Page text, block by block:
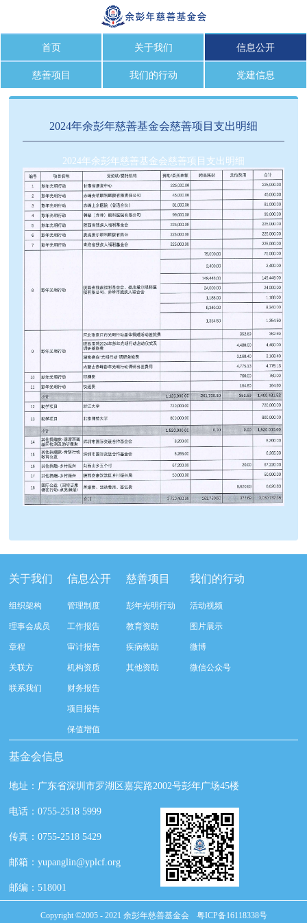
首页 关于我们 信息公开
慈善项目 我们的行动 党建信息
2024年余彭年慈善基金会慈善项目支出明细
2024年余彭年慈善基金会慈善项目支出明细
关于我们
组织架构
理事会成员
章程
关联方
联系我们
信息公开
管理制度
工作报告
审计报告
机构资质
财务报告
项目报告
保值增值
慈善项目
彭年光明行动
教育资助
疾病救助
其他资助
我们的行动
活动视频
图片展示
微博
微信公众号
基金会信息
地址：广东省深圳市罗湖区嘉宾路2002号彭年广场45楼
电话：0755-2518 5999
传真：0755-2518 5429
邮箱：yupanglin@yplcf.org
邮编：518001
Copyright ©2005 - 2021 余彭年慈善基金会 粤ICP备16118338号